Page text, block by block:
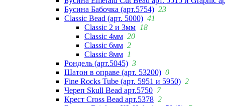
Бусина Бабочка (арт.5754) 23
Classic Bead (арт. 5000) 41
Classic 2 и 3мм 18
Classic 4мм 20
Classic 6мм 2
Classic 8мм 1
Рондель (арт.5045) 3
Шатон в оправе (арт. 53200) 0
Fine Rocks Tube (арт. 5951 и 5950) 2
Череп Skull Bead арт.5750 7
Крест Cross Bead арт.5378 2